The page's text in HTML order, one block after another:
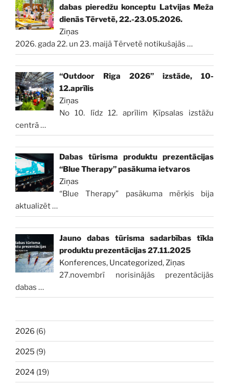
dabas pieredžu konceptu Latvijas Meža
dienās Tērvetē, 22.-23.05.2026.
Ziņas
2026. gada 22. un 23. maijā Tērvetē notikušajās …
“Outdoor Riga 2026” izstāde, 10-
12.aprīlis
Ziņas
No 10. līdz 12. aprīlim Ķīpsalas izstāžu
centrā…
Dabas tūrisma produktu prezentācijas
“Blue Therapy” pasākuma ietvaros
Ziņas
“Blue Therapy” pasākuma mērķis bija
aktualizēt…
Jauno dabas tūrisma sadarbības tīkla
produktu prezentācijas 27.11.2025
Konferences, Uncategorized, Ziņas
27.novembrī norisinājās prezentācijās
dabas …
2026 (6)
2025 (9)
2024 (19)